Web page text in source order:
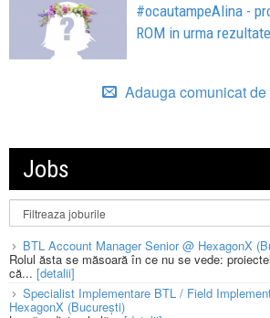
#ocautampeAlina -
ROM in urma
Adauga comunicat
Jobs
BTL Account Manager Senior @ HexagonX
Rolul ăsta se măsoară în ce nu se vede:
că... [detalii]
Specialist Implementare BTL / Field
HexagonX (București)